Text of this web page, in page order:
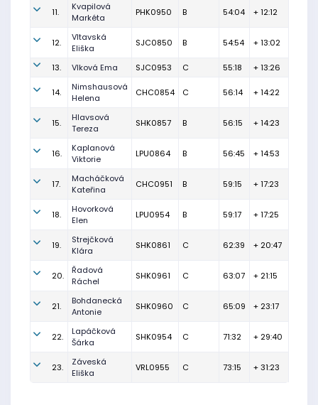
11.
Kvapilová
Markéta
PHK0950 B 54:04 + 12:12
12.
Vltavská
Eliška
SJC0850 B 54:54 + 13:02
13. Vlková Ema SJC0953 C 55:18 + 13:26
14.
Nimshausová
Helena
CHC0854 C 56:14 + 14:22
15.
Hlavsová
Tereza
SHK0857 B 56:15 + 14:23
16.
Kaplanová
Viktorie
LPU0864 B 56:45 + 14:53
17.
Macháčková
Kateřina
CHC0951 B 59:15 + 17:23
18.
Hovorková
Elen
LPU0954 B 59:17 + 17:25
19.
Strejčková
Klára
SHK0861 C 62:39 + 20:47
20.
Řadová
Ráchel
SHK0961 C 63:07 + 21:15
21.
Bohdanecká
Antonie
SHK0960 C 65:09 + 23:17
22.
Lapáčková
Šárka
SHK0954 C 71:32 + 29:40
23.
Záveská
Eliška
VRL0955 C 73:15 + 31:23